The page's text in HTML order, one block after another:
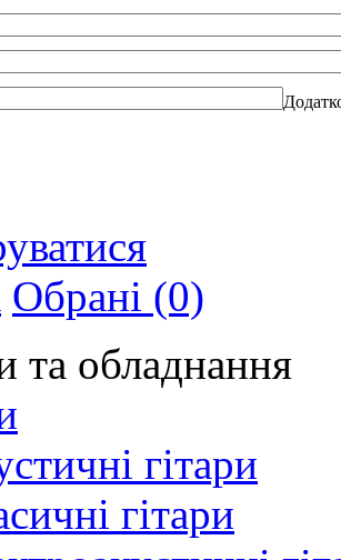
Обрані (0)
та обладнання
гітари
гітари